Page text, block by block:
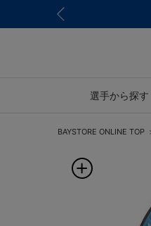
選手から探す
BAYSTORE ONLINE TOP